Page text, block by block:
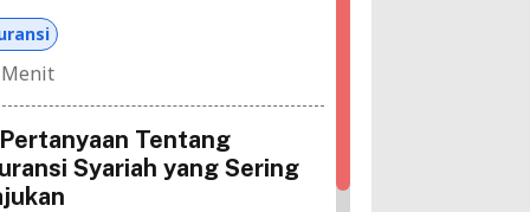
Tentang
Syariah yang Sering